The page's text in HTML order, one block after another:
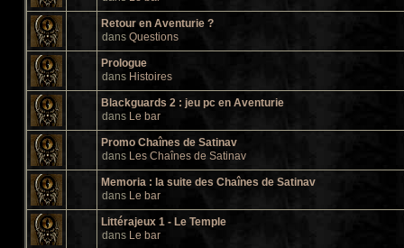
Retour en Aventurie ?
dans Questions
Prologue
dans Histoires
Blackguards 2 : jeu pc en Aventurie
dans Le bar
Promo Chaînes de Satinav
dans Les Chaînes de Satinav
Memoria : la suite des Chaînes de Satinav
dans Le bar
Littérajeux 1 - Le Temple
dans Le bar